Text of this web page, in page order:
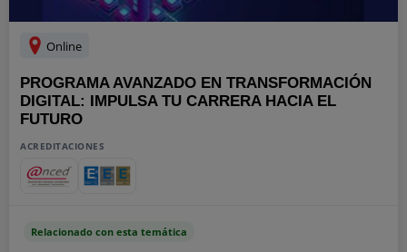
Online
PROGRAMA AVANZADO EN TRANSFORMACIÓN
DIGITAL: IMPULSA TU CARRERA HACIA EL
FUTURO
ACREDITACIONES
Relacionado con esta temática